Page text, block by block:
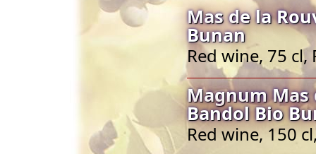
Mas de la
Bunan
Red wine, 75 cl,
Magnum Mas
Bandol Bio
Red wine, 150